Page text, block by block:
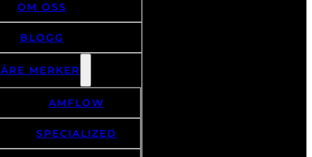
OM OSS
BLOGG
MERKER
AMFLOW
SPECIALIZED